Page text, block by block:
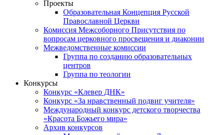
Проекты
Образовательная Концепция Русской
Православной Церкви
Комиссия Межсоборного Присутствия по
вопросам церковного просвещения и диаконии
Межведомственные комиссии
Группа по созданию образовательных
центров
Группа по теологии
Конкурсы
Конкурс «Клевер ДНК»
Конкурс «За нравственный подвиг учителя»
Международный конкурс детского творчества
«Красота Божьего мира»
Архив конкурсов